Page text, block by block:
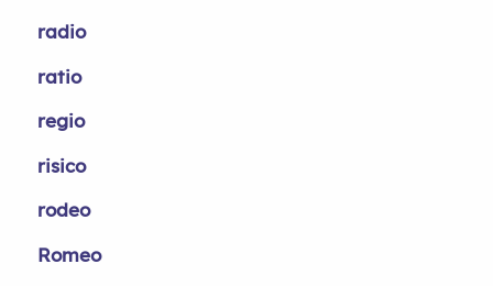
radio
ratio
regio
risico
rodeo
Romeo